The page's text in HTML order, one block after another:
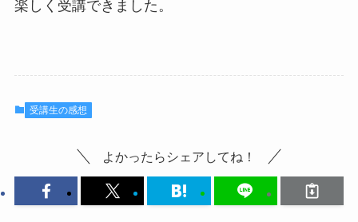
楽しく受講できました。
受講生の感想
よかったらシェアしてね！